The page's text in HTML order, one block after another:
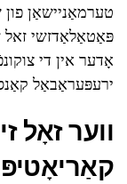
טערמאַניישאַן
פּאַטאַלאַדזשי זאל
אָדער אין די
ירעפּעראַבאַל
ווער זאָל